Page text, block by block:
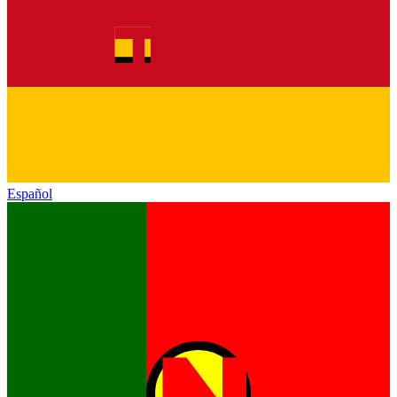
Español